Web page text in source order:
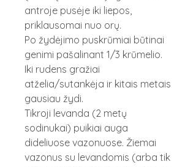
antroje pusėje iki liepos,
priklausomai nuo orų.
Po žydėjimo puskrūmiai būtinai
genimi pašalinant 1/3 krūmelio.
Iki rudens gražiai
atželia/sutankėja ir kitais metais
gausiau žydi.
Tikroji levanda (2 metų
sodinukai) puikiai auga
dideliuose vazonuose. Žiemai
vazonus su levandomis (arba tik